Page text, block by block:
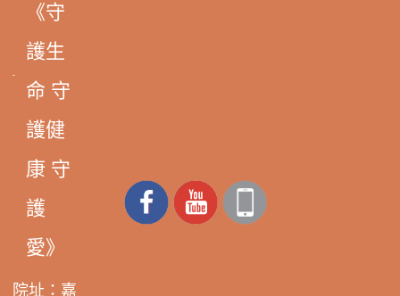
《守
護生
命 守
護健
康 守
護
愛》
院址：嘉